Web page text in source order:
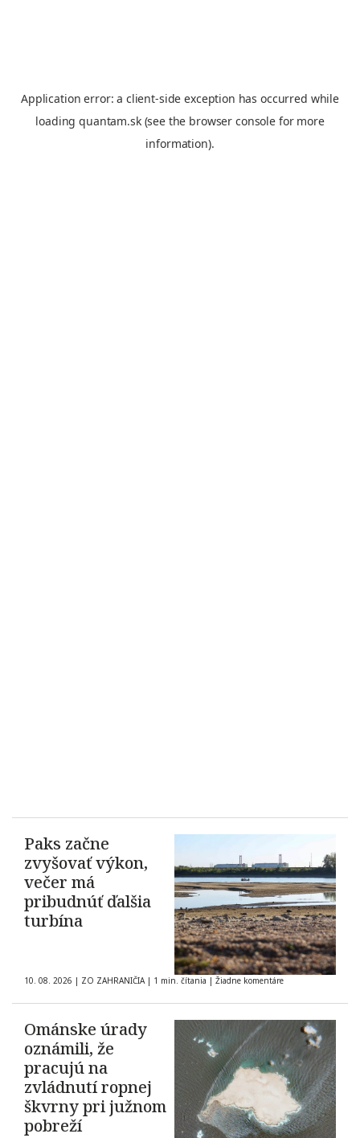
Paks začne
zvyšovať výkon,
večer má
pribudnúť ďalšia
turbína
10. 08. 2026 | ZO ZAHRANIČIA | 1 min. čítania | Žiadne komentáre
Ománske úrady
oznámili, že
pracujú na
zvládnutí ropnej
škvrny pri južnom
pobreží